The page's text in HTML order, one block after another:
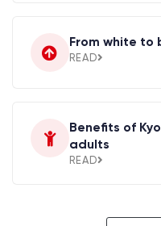
From white to
READ
Benefits of
adults
READ